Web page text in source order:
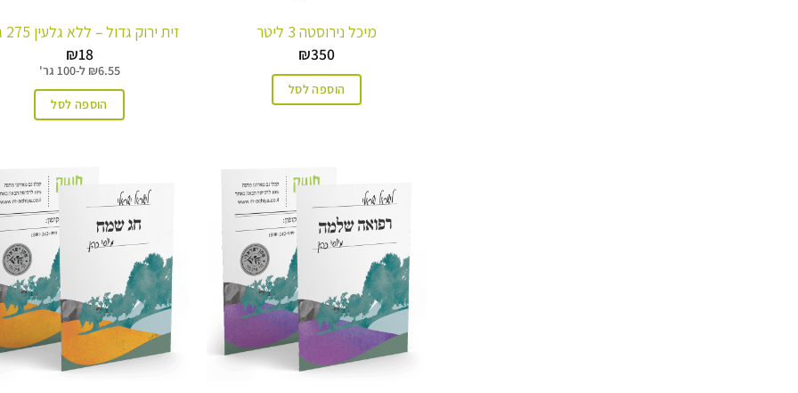
מיכל נירוסטה 3 ליטר
₪350
הוספה לסל
זית ירוק גדול – ללא גלעין 275 גרם
₪18
₪6.55 ל-100 גר'
הוספה לסל